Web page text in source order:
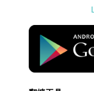
standard-